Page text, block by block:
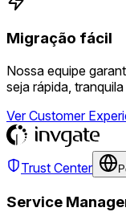
Migração fácil
Nossa equipe
seja rápida,
Ver Customer
Trust Center
Service